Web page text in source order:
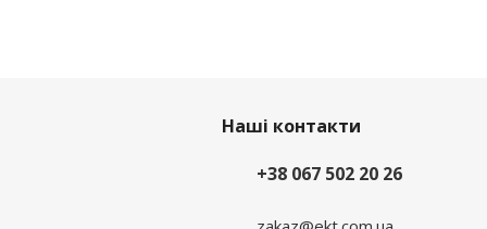
Наші контакти
+38 067 502 20 26